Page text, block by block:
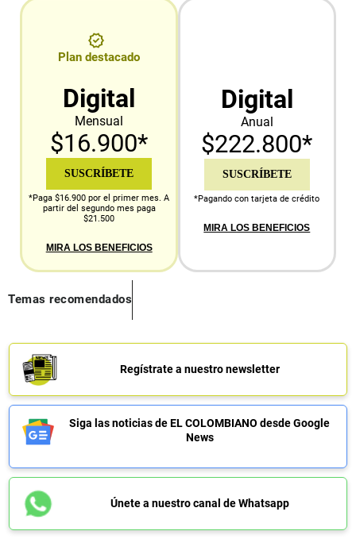
Plan destacado
Digital
Mensual
$16.900*
SUSCRÍBETE
*Paga $16.900 por el primer mes. A
partir del segundo mes paga
$21.500
MIRA LOS BENEFICIOS
Digital
Anual
$222.800*
SUSCRÍBETE
*Pagando con tarjeta de crédito
MIRA LOS BENEFICIOS
Temas recomendados
Regístrate a nuestro newsletter
Siga las noticias de EL COLOMBIANO desde Google
News
Únete a nuestro canal de Whatsapp